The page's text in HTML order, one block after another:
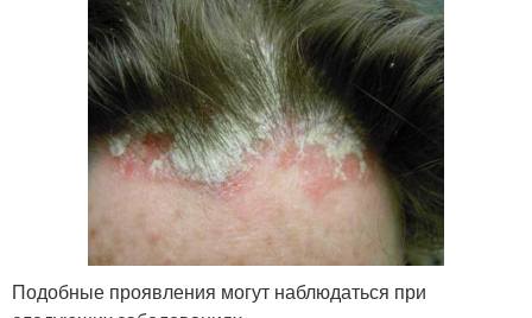
Подобные проявления могут наблюдаться при